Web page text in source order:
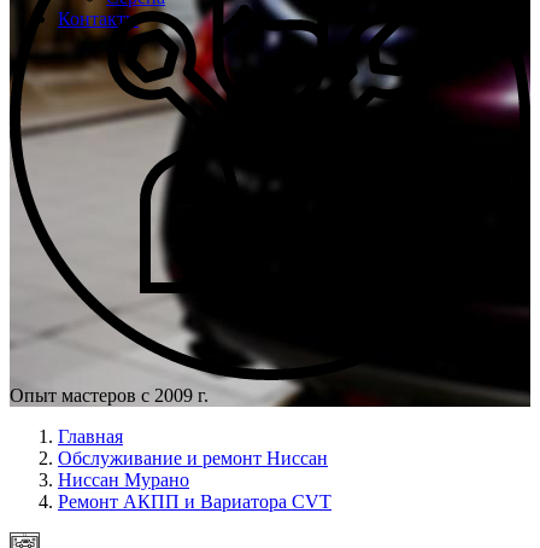
Контакты
Опыт мастеров с 2009 г.
Главная
Обслуживание и ремонт Ниссан
Ниссан Мурано
Ремонт АКПП и Вариатора CVT